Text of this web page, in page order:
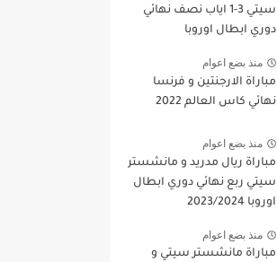
سيتي 3-1 اياب نصف نهائي
دوري ابطال اوروبا
منذ بضع اعوام
مباراة الارجنتين و فرنسا
نهائي كاس العالم 2022
منذ بضع اعوام
مباراة ريال مدريد و مانشستر
سيتي ربع نهائي دوري ابطال
اوروبا 2023/2024
منذ بضع اعوام
مباراة مانشستر سيتي و